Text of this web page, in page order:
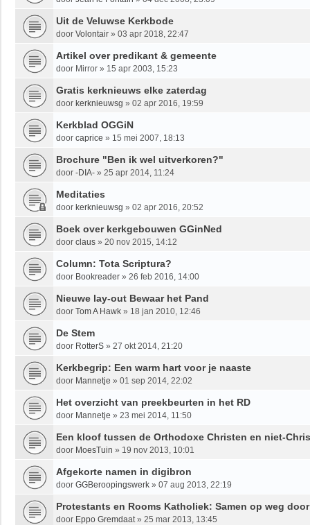
Uit de Veluwse Kerkbode
door Volontair » 03 apr 2018, 22:47
Artikel over predikant & gemeente
door Mirror » 15 apr 2003, 15:23
Gratis kerknieuws elke zaterdag
door kerknieuwsg » 02 apr 2016, 19:59
Kerkblad OGGiN
door caprice » 15 mei 2007, 18:13
Brochure "Ben ik wel uitverkoren?"
door -DIA- » 25 apr 2014, 11:24
Meditaties
door kerknieuwsg » 02 apr 2016, 20:52
Boek over kerkgebouwen GGinNed
door claus » 20 nov 2015, 14:12
Column: Tota Scriptura?
door Bookreader » 26 feb 2016, 14:00
Nieuwe lay-out Bewaar het Pand
door Tom A Hawk » 18 jan 2010, 12:46
De Stem
door RotterS » 27 okt 2014, 21:20
Kerkbegrip: Een warm hart voor je naaste
door Mannetje » 01 sep 2014, 22:02
Het overzicht van preekbeurten in het RD
door Mannetje » 23 mei 2014, 11:50
Een kloof tussen de Orthodoxe Christen en niet-
door MoesTuin » 19 nov 2013, 10:01
Afgekorte namen in digibron
door GGBeroopingswerk » 07 aug 2013, 22:19
Protestants en Rooms Katholiek: Samen op weg
door Eppo Gremdaat» 25 mar 2013, 13:45